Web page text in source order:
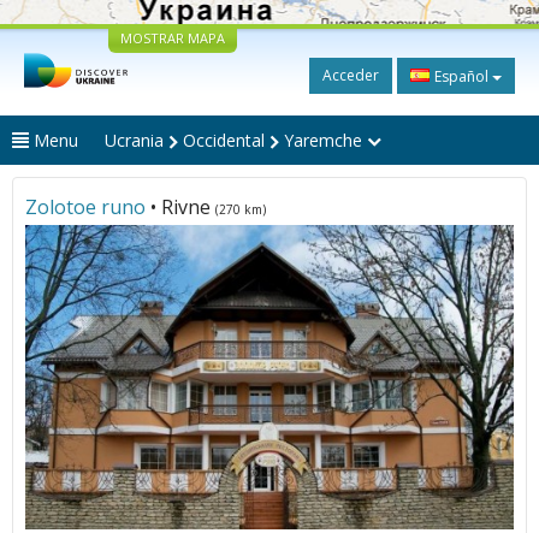
MOSTRAR MAPA
Acceder Español
Menu Ucrania Occidental Yaremche
Zolotoe runo • Rivne (270 km)